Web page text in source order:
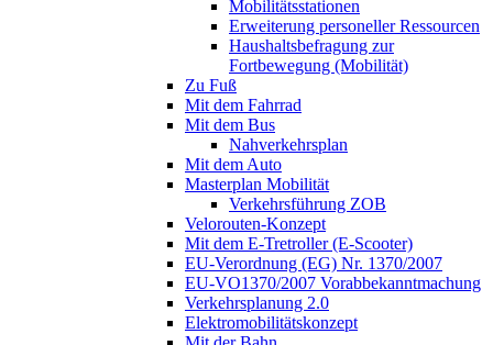
Mobilitätsstationen
Erweiterung personeller Ressourcen
Haushaltsbefragung zur
Fortbewegung (Mobilität)
Zu Fuß
Mit dem Fahrrad
Mit dem Bus
Nahverkehrsplan
Mit dem Auto
Masterplan Mobilität
Verkehrsführung ZOB
Velorouten-Konzept
Mit dem E-Tretroller (E-Scooter)
EU-Verordnung (EG) Nr. 1370/2007
EU-VO1370/2007 Vorabbekanntmachung
Verkehrsplanung 2.0
Elektromobilitätskonzept